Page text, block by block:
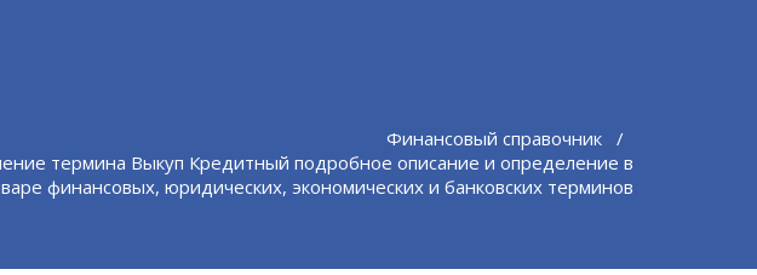
Финансовый справочник /
термина Выкуп Кредитный подробное описание и определение в
финансовых, юридических, экономических и банковских терминов